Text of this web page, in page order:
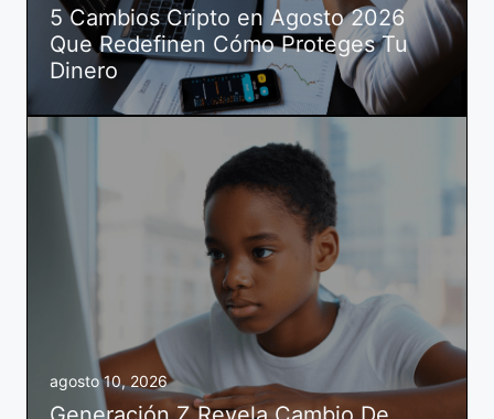
5 Cambios Cripto en Agosto 2026
Que Redefinen Cómo Proteges Tu
Dinero
agosto 10, 2026